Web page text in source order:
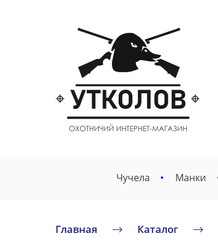
Чучела Манки
Главная Каталог